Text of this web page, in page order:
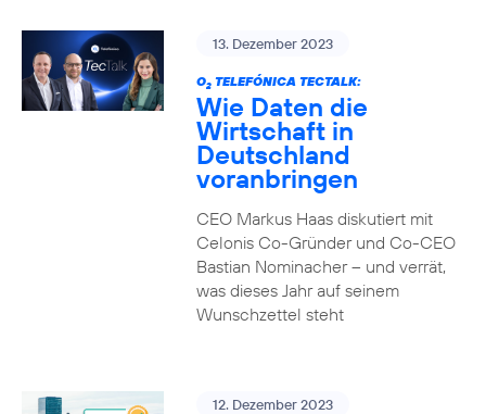
13. Dezember 2023
O2TELEFÓNICA TECTALK:
Wie Daten die
Wirtschaft in
Deutschland
voranbringen
CEO Markus Haas diskutiert mit
Celonis Co-Gründer und Co-CEO
Bastian Nominacher – und verrät,
was dieses Jahr auf seinem
Wunschzettel steht
12. Dezember 2023